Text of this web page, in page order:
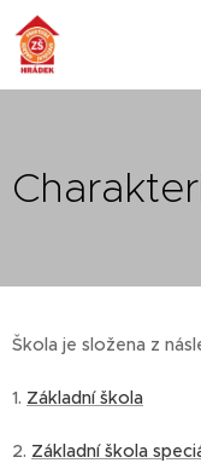
Škola je složena z
1. Základní škola
2. Základní škola